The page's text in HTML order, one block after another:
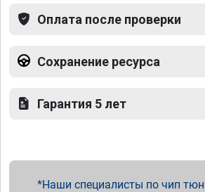
Оплата после проверки
Сохранение ресурса
Гарантия 5 лет
Наши специалисты по чип